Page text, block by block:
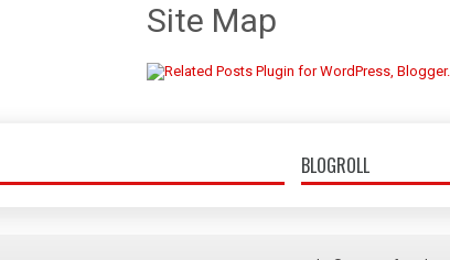
Site Map
BLOGROLL